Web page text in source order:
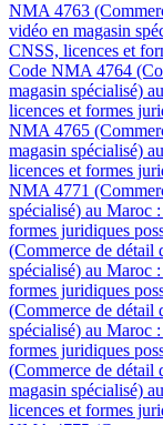
NMA 4763
vidéo en magasin
CNSS, licences et
Code NMA 4764
magasin spécialisé)
licences et formes
NMA 4765
magasin spécialisé)
licences et formes
NMA 4771
spécialisé) au Maroc
formes juridiques
(Commerce de détail
spécialisé) au Maroc
formes juridiques
(Commerce de détail
spécialisé) au Maroc
formes juridiques
(Commerce de détail
magasin spécialisé)
licences et formes